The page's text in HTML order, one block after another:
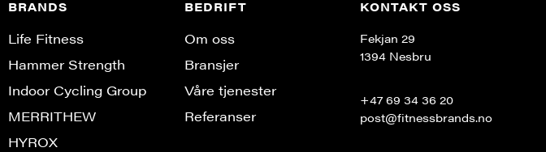
BRANDS
Life Fitness
Hammer Strength
Indoor Cycling Group
MERRITHEW
HYROX
BEDRIFT
Om oss
Bransjer
Våre tjenester
Referanser
KONTAKT OSS
Fekjan 29
1394 Nesbru
+47 69 34 36 20
post@fitnessbrands.no